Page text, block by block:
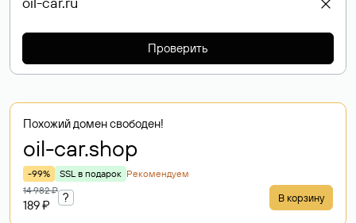
Проверить
Похожий домен свободен!
oil-car.shop
-99% SSL в подарок Рекомендуем
14 982 ₽
189 ₽
? В корзину